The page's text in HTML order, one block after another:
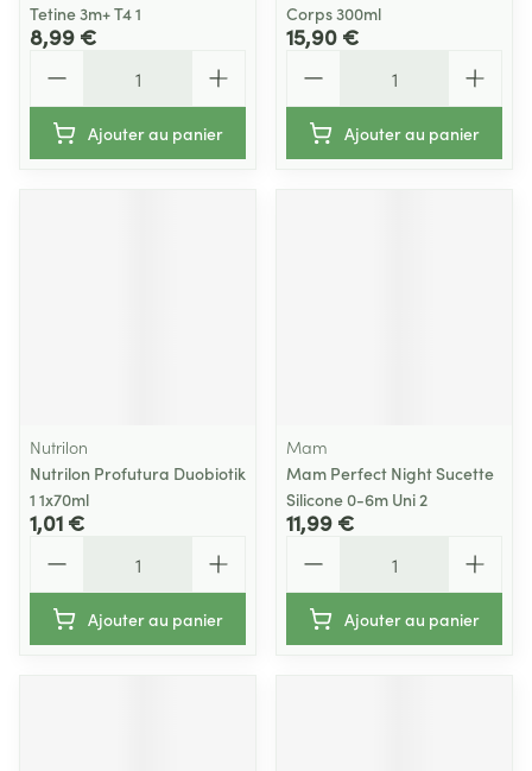
Tetine 3m+ T4 1
8,99 €
Ajouter au panier
Corps 300ml
15,90 €
Ajouter au panier
Nutrilon
Nutrilon Profutura Duobiotik
1 1x70ml
1,01 €
Ajouter au panier
Mam
Mam Perfect Night Sucette
Silicone 0-6m Uni 2
11,99 €
Ajouter au panier